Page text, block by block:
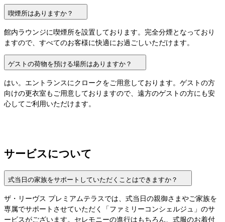
喫煙所はありますか？
館内ラウンジに喫煙所を設置しております。完全分煙となっており
ますので、すべてのお客様に快適にお過ごしいただけます。
ゲストの荷物を預ける場所はありますか？
はい。エントランスにクロークをご用意しております。ゲストの方
向けの更衣室もご用意しておりますので、遠方のゲストの方にも安
心してご利用いただけます。
サービスについて
式当日の家族をサポートしていただくことはできますか？
ザ・リーヴス プレミアムテラスでは、式当日の親御さまやご家族を
専属でサポートさせていただく「ファミリーコンシェルジュ」のサ
ービスがございます。セレモニーの進行はもちろん、式服のお着付